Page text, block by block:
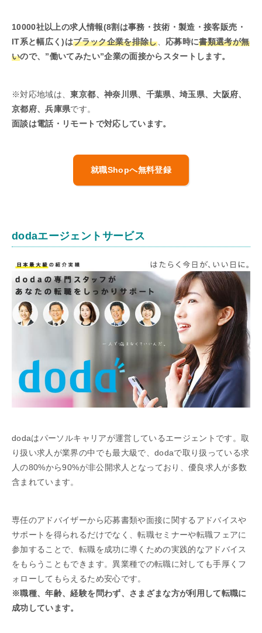
10000社以上の求人情報(8割は事務・技術・製造・接客販売・
IT系と幅広く)はブラック企業を排除し、 応募時に書類選考が無
いので、”働いてみたい”企業の面接からスタートします。
※対応地域は、東京都、神奈川県、千葉県、埼玉県、大阪府、
京都府、兵庫県です。
面談は電話・リモートで対応しています。
就職Shopへ無料登録
dodaエージェントサービス
dodaはパーソルキャリアが運営しているエージェントです。取
り扱い求人が業界の中でも最大級で、dodaで取り扱っている求
人の80%から90%が非公開求人となっており、優良求人が多数
含まれています。
専任のアドバイザーから応募書類や面接に関するアドバイスや
サポートを得られるだけでなく、転職セミナーや転職フェアに
参加することで、転職を成功に導くための実践的なアドバイス
をもらうこともできます。異業種での転職に対しても手厚くフ
ォローしてもらえるため安心です。
※職種、年齢、経験を問わず、さまざまな方が利用して転職に
成功しています。